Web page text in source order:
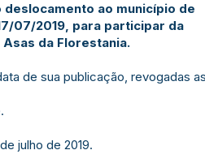
deslocamento ao município de
07/2019, para participar da
da Florestania.
de sua publicação, revogadas
julho de 2019.